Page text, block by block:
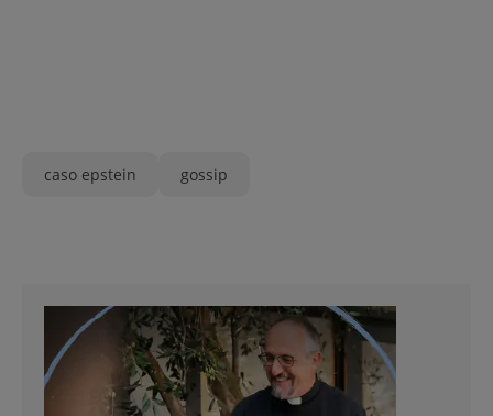
caso epstein gossip